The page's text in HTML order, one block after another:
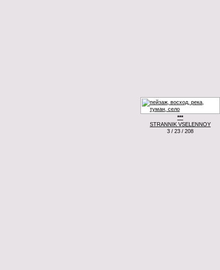
***
STRANNIK VSELENNOY
3 / 23 / 208